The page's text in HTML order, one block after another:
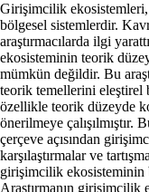
Girişimcilik
bölgesel sistemlerdir.
araştırmacılarda ilgi
ekosisteminin teorik
mümkün değildir. Bu
teorik temellerini eleştirel
özellikle teorik düzeyde
önerilmeye çalışılmıştır.
çerçeve açısından
karşılaştırmalar ve
girişimcilik ekosisteminin
Araştırmanın girişimcilik